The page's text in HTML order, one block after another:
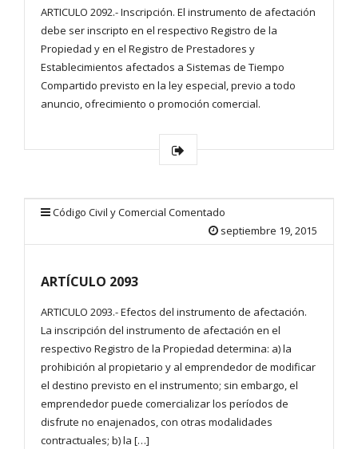
ARTICULO 2092.- Inscripción. El instrumento de afectación
debe ser inscripto en el respectivo Registro de la
Propiedad y en el Registro de Prestadores y
Establecimientos afectados a Sistemas de Tiempo
Compartido previsto en la ley especial, previo a todo
anuncio, ofrecimiento o promoción comercial.
Código Civil y Comercial Comentado
septiembre 19, 2015
ARTÍCULO 2093
ARTICULO 2093.- Efectos del instrumento de afectación.
La inscripción del instrumento de afectación en el
respectivo Registro de la Propiedad determina: a) la
prohibición al propietario y al emprendedor de modificar
el destino previsto en el instrumento; sin embargo, el
emprendedor puede comercializar los períodos de
disfrute no enajenados, con otras modalidades
contractuales; b) la […]